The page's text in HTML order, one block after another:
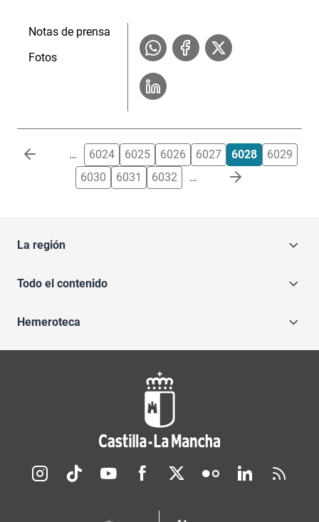
Notas de prensa
Fotos
Paginación … 6024 6025 6026 6027 6028
6029
6030
6031 6032 …
La región
Todo el contenido
Hemeroteca
Redes sociales JCCM